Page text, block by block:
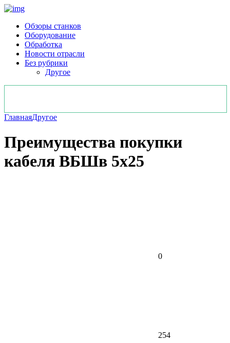
Обзоры станков
Оборудование
Обработка
Новости отрасли
Без рубрики
Другое
ГлавнаяДругое
Преимущества покупки
кабеля ВБШв 5х25
0
254